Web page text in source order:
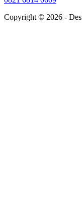
Copyright © 2026 -